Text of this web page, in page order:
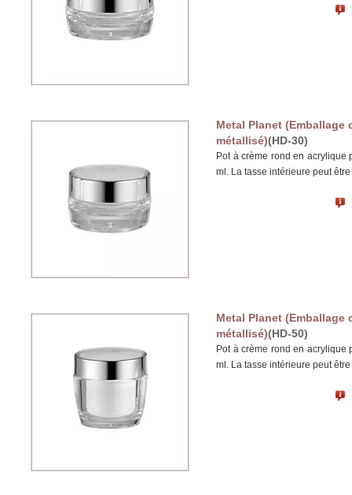
Metal Planet
métallisé)(HD-30)
Pot à crème rond en
ml. La tasse intérieure peut
Metal Planet
métallisé)(HD-50)
Pot à crème rond en
ml. La tasse intérieure peut